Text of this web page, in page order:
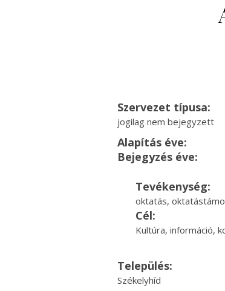
Szervezet típusa:
jogilag nem bejegyzett
Alapítás éve:
Bejegyzés éve:
Tevékenység:
oktatás,
Cél:
Kultúra, információ,
Település:
Székelyhíd